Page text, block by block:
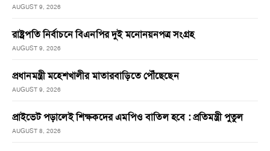
AUGUST 9, 2026
রাষ্ট্রপতি নির্বাচনে বিএনপির দুই মনোনয়নপত্র সংগ্রহ
AUGUST 9, 2026
প্রধানমন্ত্রী মহেশখালীর মাতারবাড়িতে পৌঁছেছেন
AUGUST 9, 2026
প্রাইভেট পড়ালেই শিক্ষকদের এমপিও বাতিল হবে : প্রতিমন্ত্রী পুতুল
AUGUST 8, 2026